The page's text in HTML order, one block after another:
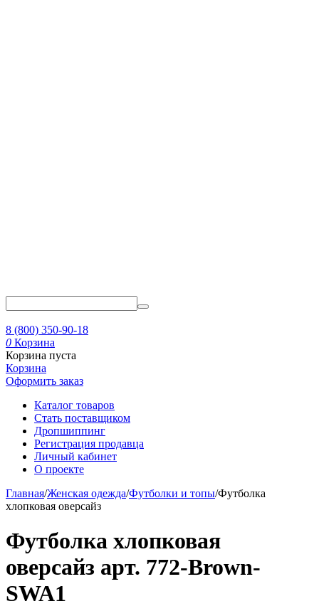
8 (800) 350-90-18
0 Корзина
Корзина пуста
Корзина
Оформить заказ
Каталог товаров
Стать поставщиком
Дропшиппинг
Регистрация продавца
Личный кабинет
О проекте
Главная/Женская одежда/Футболки и топы/Футболка
хлопковая оверсайз
Футболка хлопковая
оверсайз арт. 772-Brown-
SWA1